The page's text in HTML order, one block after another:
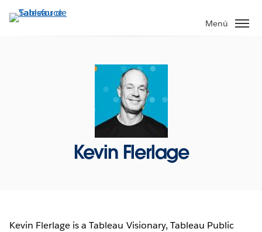
Menú
Kevin Flerlage
Kevin Flerlage is a Tableau Visionary, Tableau Public